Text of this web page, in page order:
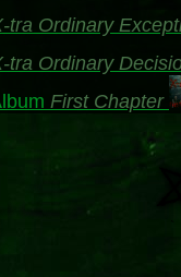
tra Ordinary
tra Ordinary
First Chapter